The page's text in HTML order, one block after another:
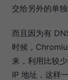
交给另外的单独
而且因为有
时候，
来，利用比较
IP 地址，这样